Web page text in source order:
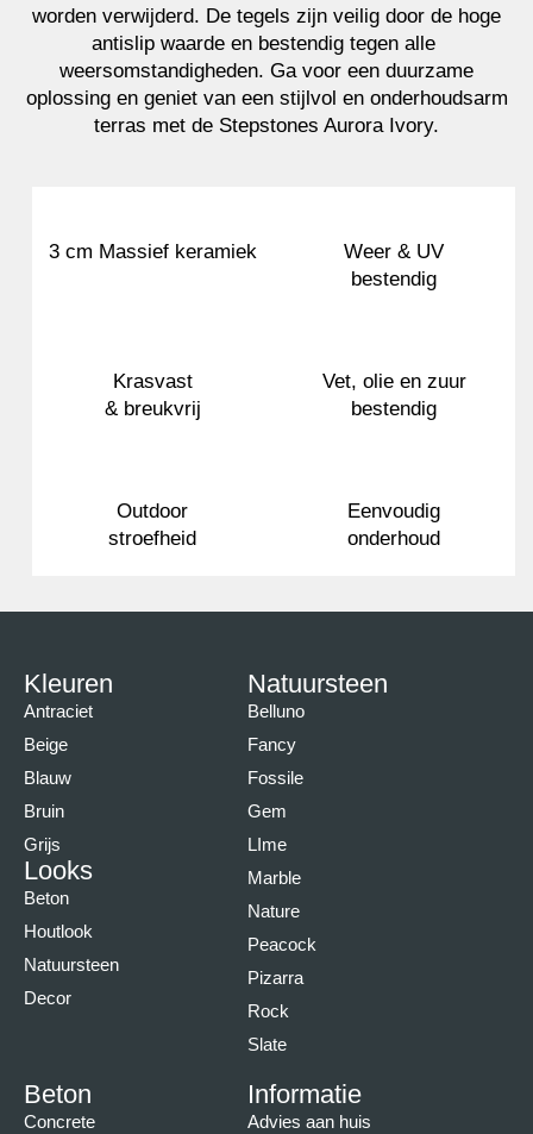
worden verwijderd. De tegels zijn veilig door de hoge
antislip waarde en bestendig tegen alle
weersomstandigheden. Ga voor een duurzame
oplossing en geniet van een stijlvol en onderhoudsarm
terras met de Stepstones Aurora Ivory.
Eenvoudig
onderhoud
Outdoor
stroefheid
Vet, olie en zuur
bestendig
Krasvast
& breukvrij
Weer & UV
bestendig
3 cm Massief keramiek
Kleuren
Antraciet
Beige
Blauw
Bruin
Grijs
Looks
Beton
Houtlook
Natuursteen
Decor
Natuursteen
Belluno
Fancy
Fossile
Gem
LIme
Marble
Nature
Peacock
Pizarra
Rock
Slate
Beton
Concrete
Informatie
Advies aan huis